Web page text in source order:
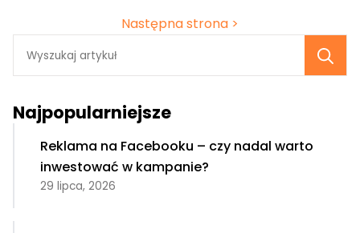
Następna strona >
Najpopularniejsze
Reklama na Facebooku – czy nadal warto
inwestować w kampanie?
29 lipca, 2026